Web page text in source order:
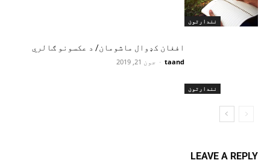
نندارتون
نندارتون
افغان کډوال ماشومان/ د عکسونو ګالري
taand
- جون 21, 2019
LEAVE A REPLY